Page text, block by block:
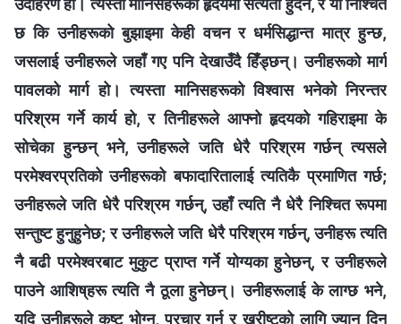
छ कि उनीहरूको बुझाइमा केही वचन र धर्मसिद्धान्त मात्र हुन्छ,
जसलाई उनीहरूले जहाँ गए पनि देखाउँदै हिँड्छन्। उनीहरूको मार्ग
पावलको मार्ग हो। त्यस्ता मानिसहरूको विश्‍वास भनेको निरन्तर
परिश्रम गर्ने कार्य हो, र तिनीहरूले आफ्‍नो हृदयको गहिराइमा के
सोचेका हुन्छन् भने, उनीहरूले जति धेरै परिश्रम गर्छन् त्यसले
परमेश्‍वरप्रतिको उनीहरूको बफादारितालाई त्यतिकै प्रमाणित गर्छ;
उनीहरूले जति धेरै परिश्रम गर्छन्, उहाँ त्यति नै धेरै निश्‍चित रूपमा
सन्तुष्ट हुनुहुनेछ; र उनीहरूले जति धेरै परिश्रम गर्छन्, उनीहरू त्यति
नै बढी परमेश्‍वरबाट मुकुट प्राप्त गर्ने योग्यका हुनेछन्, र उनीहरूले
पाउने आशिष्‌हरू त्यति नै ठूला हुनेछन्। उनीहरूलाई के लाग्छ भने,
यदि उनीहरूले कष्ट भोग्‍न, प्रचार गर्न र ख्रीष्टको लागि ज्यान दिन